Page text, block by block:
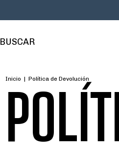
BUSCAR
Inicio | Política de Devolución